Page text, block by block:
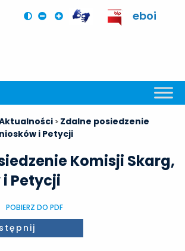
eboi
> Zdalne posiedzenie
i Petycji
Komisji Skarg,
Petycji
POBIERZ DO PDF